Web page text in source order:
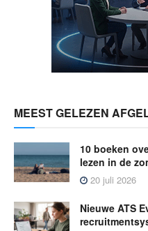
MEEST GELEZEN
10 boeken
lezen in de
20 juli 2026
Nieuwe ATS